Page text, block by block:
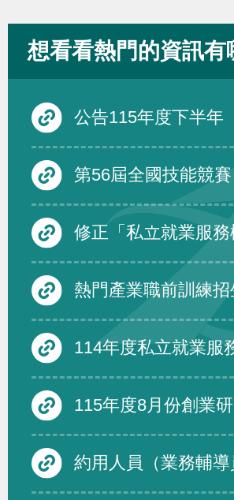
想看看熱門的資訊有
公告115年度下半年「產業人才投資方案
第56屆全國技能競賽
修正「私立就業服務機構從事跨國人力仲介服務品質評鑑要點」第四點、第五點、第六點及第三點附表一至附表三，除第三點附表一至
熱門產業職前訓練招
114年度私立就業服務機構從事跨國人力仲介服務品質評鑑度須受評
115年度8月份創業
約用人員（業務輔導員）-